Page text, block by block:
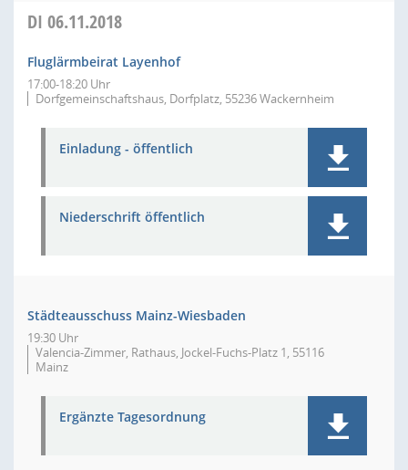
DI 06.11.2018
Fluglärmbeirat Layenhof
17:00-18:20 Uhr
Dorfgemeinschaftshaus, Dorfplatz, 55236 Wackernheim
Einladung - öffentlich
Niederschrift öffentlich
Städteausschuss Mainz-Wiesbaden
19:30 Uhr
Valencia-Zimmer, Rathaus, Jockel-Fuchs-Platz 1, 55116
Mainz
Ergänzte Tagesordnung